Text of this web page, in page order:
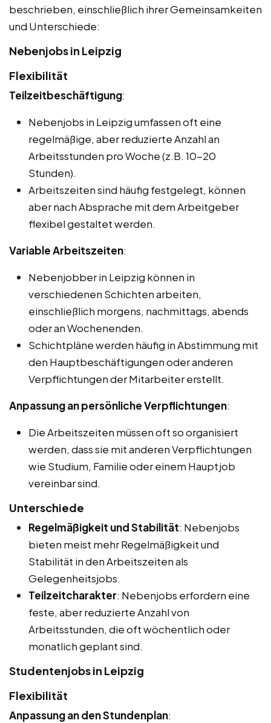
beschrieben, einschließlich ihrer Gemeinsamkeiten
und Unterschiede:
Nebenjobs in Leipzig
Flexibilität
Teilzeitbeschäftigung:
Nebenjobs in Leipzig umfassen oft eine
regelmäßige, aber reduzierte Anzahl an
Arbeitsstunden pro Woche (z.B. 10-20
Stunden).
Arbeitszeiten sind häufig festgelegt, können
aber nach Absprache mit dem Arbeitgeber
flexibel gestaltet werden.
Variable Arbeitszeiten:
Nebenjobber in Leipzig können in
verschiedenen Schichten arbeiten,
einschließlich morgens, nachmittags, abends
oder an Wochenenden.
Schichtpläne werden häufig in Abstimmung mit
den Hauptbeschäftigungen oder anderen
Verpflichtungen der Mitarbeiter erstellt.
Anpassung an persönliche Verpflichtungen:
Die Arbeitszeiten müssen oft so organisiert
werden, dass sie mit anderen Verpflichtungen
wie Studium, Familie oder einem Hauptjob
vereinbar sind.
Unterschiede
Regelmäßigkeit und Stabilität: Nebenjobs
bieten meist mehr Regelmäßigkeit und
Stabilität in den Arbeitszeiten als
Gelegenheitsjobs.
Teilzeitcharakter: Nebenjobs erfordern eine
feste, aber reduzierte Anzahl von
Arbeitsstunden, die oft wöchentlich oder
monatlich geplant sind.
Studentenjobs in Leipzig
Flexibilität
Anpassung an den Stundenplan: